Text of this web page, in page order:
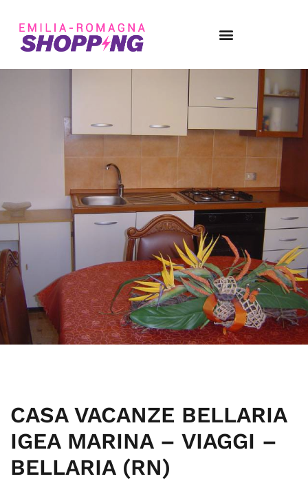
CASA VACANZE BELLARIA
IGEA MARINA – VIAGGI –
BELLARIA (RN)